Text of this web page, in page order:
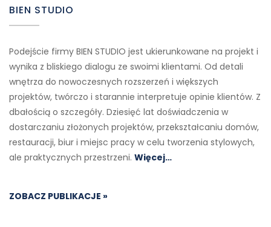
BIEN STUDIO
Podejście firmy BIEN STUDIO jest ukierunkowane na projekt i
wynika z bliskiego dialogu ze swoimi klientami. Od detali
wnętrza do nowoczesnych rozszerzeń i większych
projektów, twórczo i starannie interpretuje opinie klientów. Z
dbałością o szczegóły. Dziesięć lat doświadczenia w
dostarczaniu złożonych projektów, przekształcaniu domów,
restauracji, biur i miejsc pracy w celu tworzenia stylowych,
ale praktycznych przestrzeni. Więcej…
ZOBACZ PUBLIKACJE »